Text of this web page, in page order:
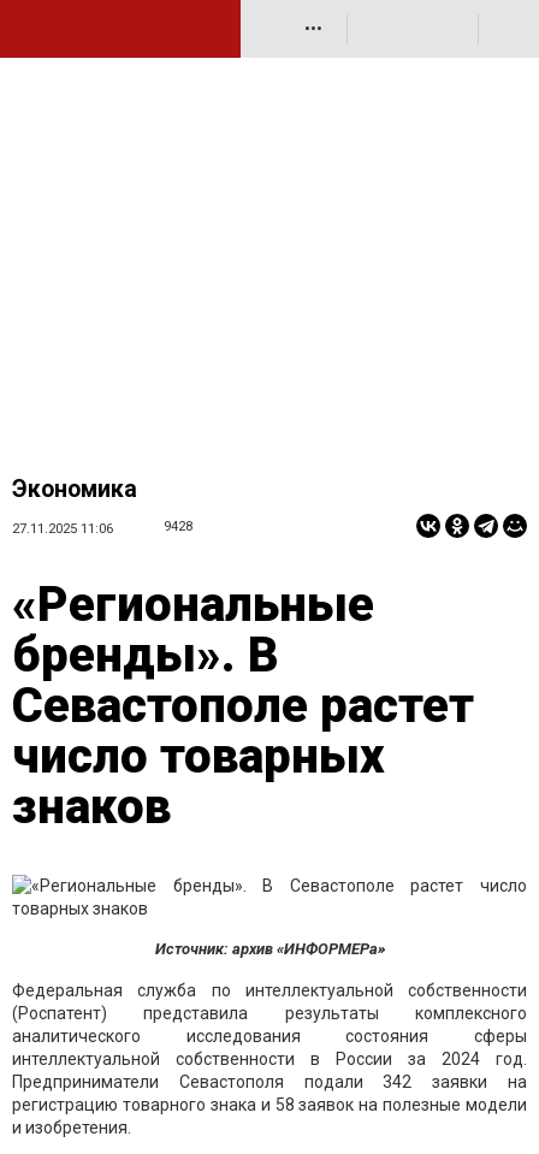
•••
Экономика
27.11.2025 11:06 9428
«Региональные
бренды». В
Севастополе растет
число товарных
знаков
Источник: архив «ИНФОРМЕРа»
Федеральная служба по интеллектуальной собственности
(Роспатент) представила результаты комплексного
аналитического исследования состояния сферы
интеллектуальной собственности в России за 2024 год.
Предприниматели Севастополя подали 342 заявки на
регистрацию товарного знака и 58 заявок на полезные модели
и изобретения.